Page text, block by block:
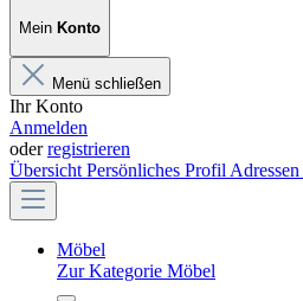
Mein Konto
Menü schließen
Ihr Konto
Anmelden
oderregistrieren
Übersicht Persönliches Profil Adressen
Möbel
Zur Kategorie Möbel